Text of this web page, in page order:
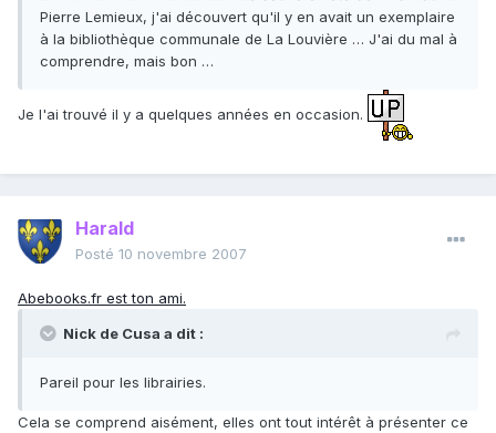
Pierre Lemieux, j'ai découvert qu'il y en avait un exemplaire
à la bibliothèque communale de La Louvière … J'ai du mal à
comprendre, mais bon …
Je l'ai trouvé il y a quelques années en occasion.
Harald
Posté 10 novembre 2007
Abebooks.fr est ton ami.
Nick de Cusa a dit :
Pareil pour les librairies.
Cela se comprend aisément, elles ont tout intérêt à présenter ce